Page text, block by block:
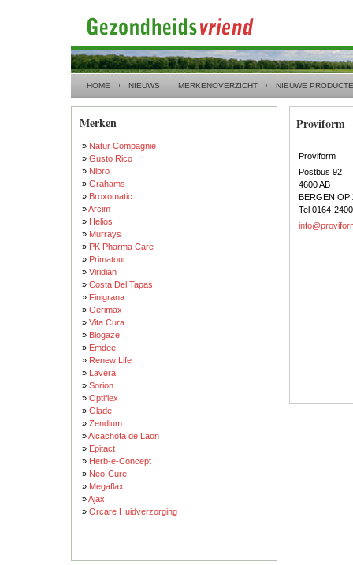
HOME NIEUWS MERKENOVERZICHT NIEUWE
Merken
» Natur Compagnie
» Gusto Rico
» Nibro
» Grahams
» Broxomatic
»Arcim
» Helios
» Murrays
» PK Pharma Care
» Primatour
» Viridian
» Costa Del Tapas
» Finigrana
» Gerimax
» Vita Cura
» Biogaze
» Emdee
» Renew Life
» Lavera
» Sorion
» Optiflex
» Glade
» Zendium
»Alcachofa de Laon
» Epitact
» Herb-e-Concept
» Neo-Cure
» Megaflax
»Ajax
» Orcare Huidverzorging
Proviform
Proviform
Postbus 92
4600 AB
BERGEN OP
Tel 0164-